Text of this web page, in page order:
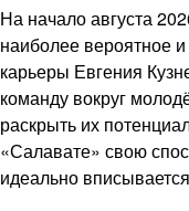
На начало августа
наиболее вероятное
карьеры Евгения
команду вокруг
раскрыть их
«Салавате» свою
идеально